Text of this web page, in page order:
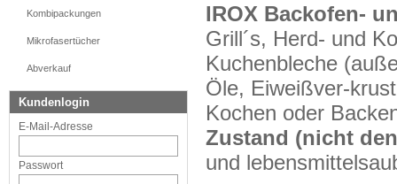
IROX Backofen-
Grill´s, Herd- und
Kuchenbleche
Öle, Eiweißver-
Kochen oder
Zustand (nicht
und
Kombipackungen
Mikrofasertücher
Abverkauf
Kundenlogin
E-Mail-Adresse
Passwort